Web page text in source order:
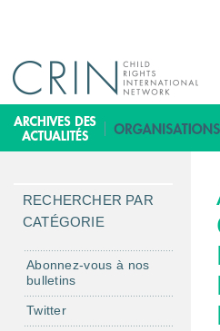
i
i
RECHERCHER PAR
CATÉGORIE
Abonnez-vous à nos
bulletins
Twitter